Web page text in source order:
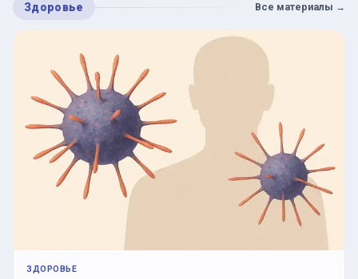
Здоровье Все материалы →
ЗДОРОВЬЕ